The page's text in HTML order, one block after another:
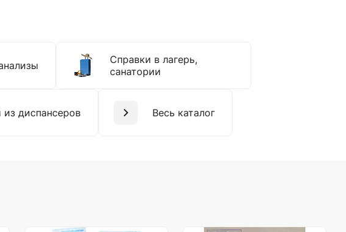
Справки в лагерь,
санатории
из диспансеров Весь каталог